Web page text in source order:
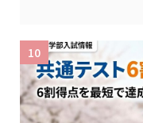
10